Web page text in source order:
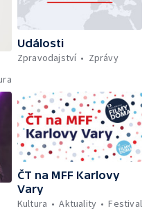
Události
Zpravodajství
Zprávy
ČT na MFF Karlovy
Vary
Kultura
Aktuality Festival